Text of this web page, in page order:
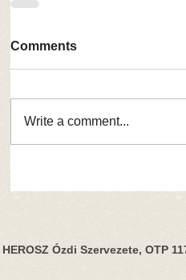
Comments
Write a comment...
HEROSZ Ózdi Szervezete, OTP